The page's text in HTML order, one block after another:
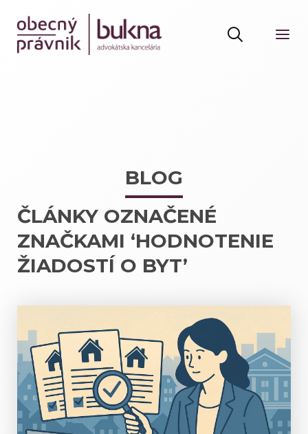
BLOG
ČLÁNKY OZNAČENÉ
ZNAČKAMI ‘HODNOTENIE
ŽIADOSTÍ O BYT’